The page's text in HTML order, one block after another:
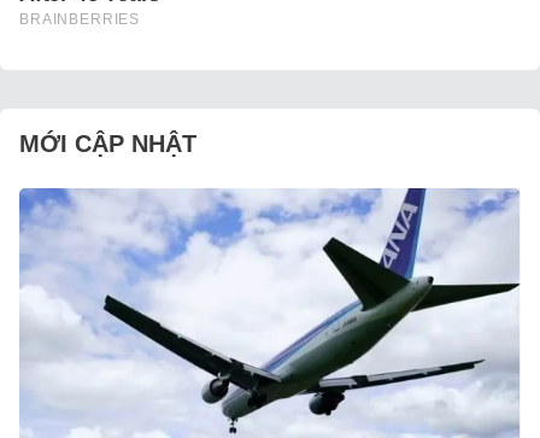
MỚI CẬP NHẬT